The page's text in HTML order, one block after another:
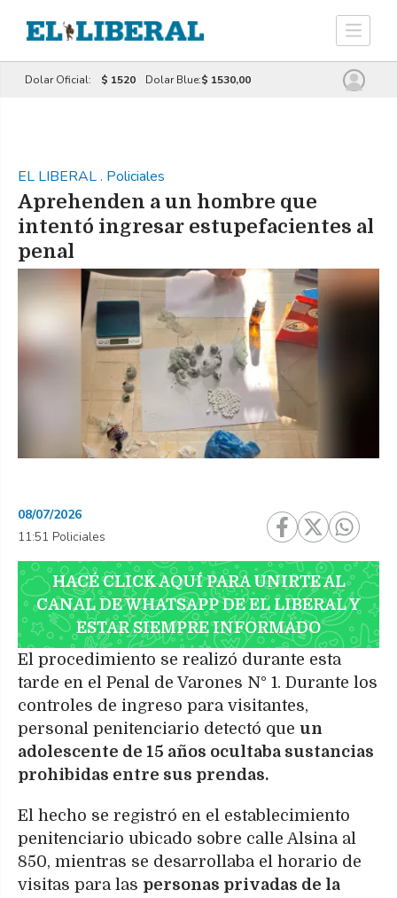
Dolar Oficial: $ 1520 Dolar Blue:$ 1530,00
EL LIBERAL. Policiales
Aprehenden a un hombre que
intentó ingresar estupefacientes al
penal
08/07/2026
11:51 Policiales
HACÉ CLICK AQUÍ PARA UNIRTE AL
CANAL DE WHATSAPP DE EL LIBERAL Y
ESTAR SIEMPRE INFORMADO
El procedimiento se realizó durante esta
tarde en el Penal de Varones N° 1. Durante los
controles de ingreso para visitantes,
personal penitenciario detectó que un
adolescente de 15 años ocultaba sustancias
prohibidas entre sus prendas.
El hecho se registró en el establecimiento
penitenciario ubicado sobre calle Alsina al
850, mientras se desarrollaba el horario de
visitas para las personas privadas de la